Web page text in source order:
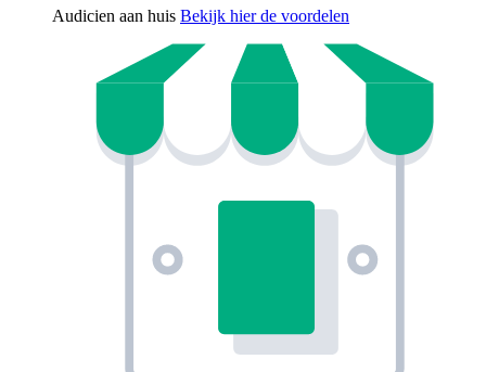
Audicien aan huis Bekijk hier de voordelen